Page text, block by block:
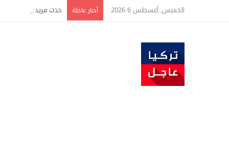
الخميس, أغسطس 6 2026 أخبار عاجلة حدث فريد من نوعه بين